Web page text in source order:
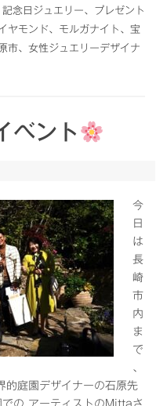
記念日ジュエリー、プレゼント
ヤモンド、モルガナイト、宝
市、女性ジュエリーデザイナ
ベント
今
日
は
長
崎
市
内
ま
で
、
的庭園デザイナーの石原先
の アーティストのMittaさ